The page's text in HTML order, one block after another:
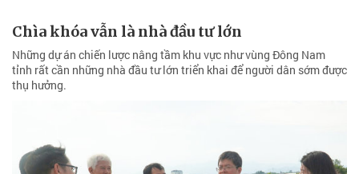
Chìa khóa vẫn là nhà đầu tư lớn
Những dự án chiến lược nâng tầm khu vực như vùng Đông Nam
tỉnh rất cần những nhà đầu tư lớn triển khai để người dân sớm được
thụ hưởng.